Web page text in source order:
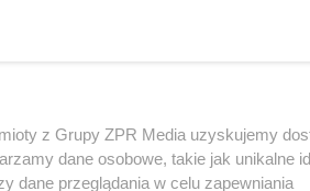
z Grupy ZPR Media uzyskujemy
dane osobowe, takie jak unikalne
dane przeglądania w celu zapewniania